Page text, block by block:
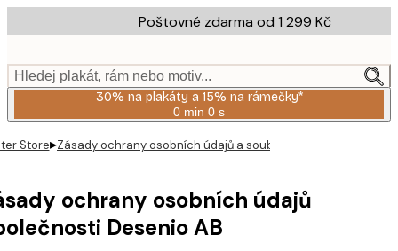
to
content.
Poštovné zdarma od 1 299 Kč
Hledej plakát, rám nebo motiv...
30% na plakáty a 15% na rámečky*
0 min 0 s
Platné
2026-
Store▸Zásady ochrany osobních údajů a soubory cookie
ochrany osobních údajů
Desenio AB